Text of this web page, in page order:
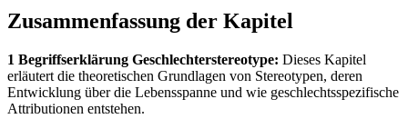
Zusammenfassung der Kapitel
1 Begriffserklärung Geschlechterstereotype: Dieses Kapitel
erläutert die theoretischen Grundlagen von Stereotypen, deren
Entwicklung über die Lebensspanne und wie geschlechtsspezifische
Attributionen entstehen.